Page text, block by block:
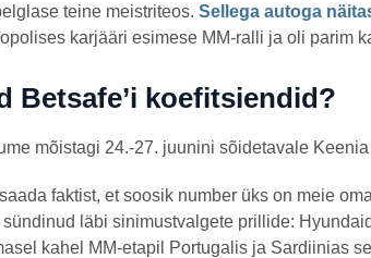
teine meistriteos. Sellega autoga
karjääri esimese MM-ralli ja oli parim
Betsafe’i koefitsiendid?
mõistagi 24.-27. juunini sõidetavale
faktist, et soosik number üks on meie
läbi sinimustvalgete prillide:
kahel MM-etapil Portugalis ja Sardiinias